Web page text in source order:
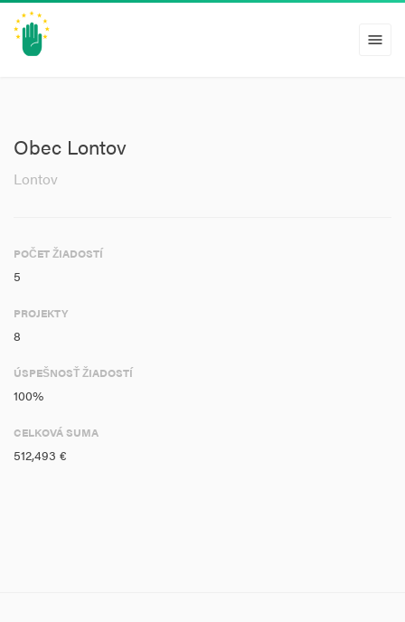
menu
Obec Lontov
Lontov
POČET ŽIADOSTÍ
5
PROJEKTY
8
ÚSPEŠNOSŤ ŽIADOSTÍ
100%
CELKOVÁ SUMA
512,493 €